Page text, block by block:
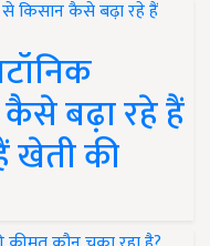
बढ़ा रहे हैं
खेती की